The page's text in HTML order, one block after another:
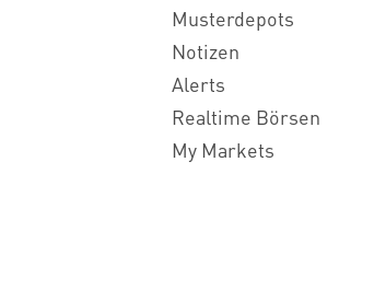
Musterdepots
Notizen
Alerts
Realtime Börsen
My Markets